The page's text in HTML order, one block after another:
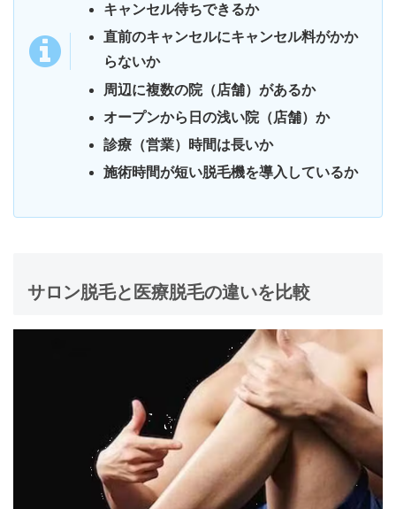
キャンセル待ちできるか
直前のキャンセルにキャンセル料がかか
らないか
周辺に複数の院（店舗）があるか
オープンから日の浅い院（店舗）か
診療（営業）時間は長いか
施術時間が短い脱毛機を導入しているか
サロン脱毛と医療脱毛の違いを比較